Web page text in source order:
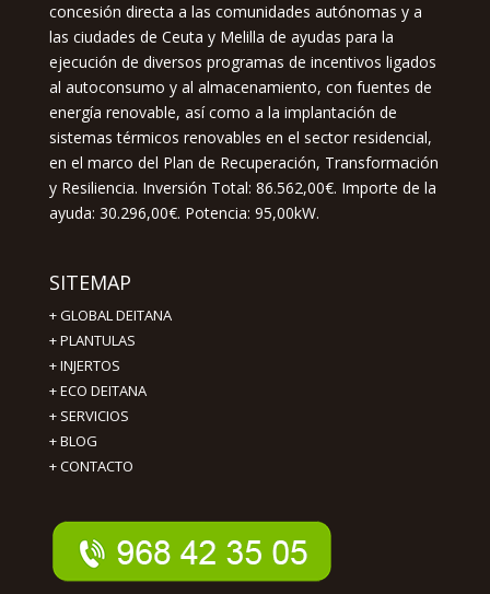
concesión directa a las comunidades autónomas y a
las ciudades de Ceuta y Melilla de ayudas para la
ejecución de diversos programas de incentivos ligados
al autoconsumo y al almacenamiento, con fuentes de
energía renovable, así como a la implantación de
sistemas térmicos renovables en el sector residencial,
en el marco del Plan de Recuperación, Transformación
y Resiliencia. Inversión Total: 86.562,00€. Importe de la
ayuda: 30.296,00€. Potencia: 95,00kW.
SITEMAP
+GLOBAL DEITANA
+PLANTULAS
+INJERTOS
+ECO DEITANA
+ SERVICIOS
+BLOG
+CONTACTO